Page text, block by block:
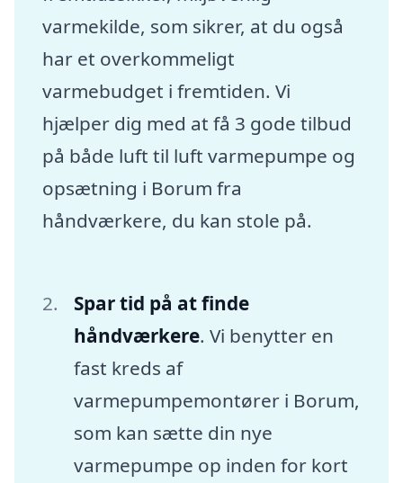
varmekilde, som sikrer, at du også
har et overkommeligt
varmebudget i fremtiden. Vi
hjælper dig med at få 3 gode tilbud
på både luft til luft varmepumpe og
opsætning i Borum fra
håndværkere, du kan stole på.
Spar tid på at finde
håndværkere. Vi benytter en
fast kreds af
varmepumpemontører i Borum,
som kan sætte din nye
varmepumpe op inden for kort